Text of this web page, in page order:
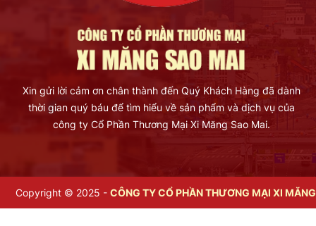
Xin gửi lời cảm ơn chân thành đến Quý Khách Hàng đã dành
thời gian quý báu để tìm hiểu về sản phẩm và dịch vụ của
công ty Cổ Phần Thương Mại Xi Măng Sao Mai.
Copyright © 2025 - CÔNG TY CỔ PHẦN THƯƠNG MẠI XI